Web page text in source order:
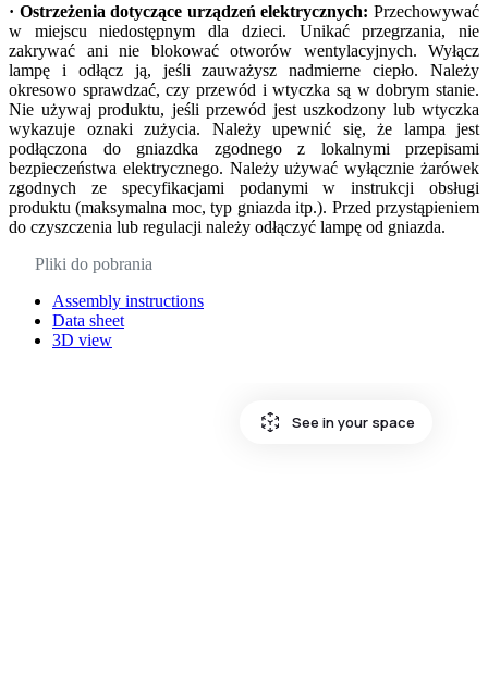
· Ostrzeżenia dotyczące urządzeń elektrycznych: Przechowywać
w miejscu niedostępnym dla dzieci. Unikać przegrzania, nie
zakrywać ani nie blokować otworów wentylacyjnych. Wyłącz
lampę i odłącz ją, jeśli zauważysz nadmierne ciepło. Należy
okresowo sprawdzać, czy przewód i wtyczka są w dobrym stanie.
Nie używaj produktu, jeśli przewód jest uszkodzony lub wtyczka
wykazuje oznaki zużycia. Należy upewnić się, że lampa jest
podłączona do gniazdka zgodnego z lokalnymi przepisami
bezpieczeństwa elektrycznego. Należy używać wyłącznie żarówek
zgodnych ze specyfikacjami podanymi w instrukcji obsługi
produktu (maksymalna moc, typ gniazda itp.). Przed przystąpieniem
do czyszczenia lub regulacji należy odłączyć lampę od gniazda.
Pliki do pobrania
Assembly instructions
Data sheet
3D view